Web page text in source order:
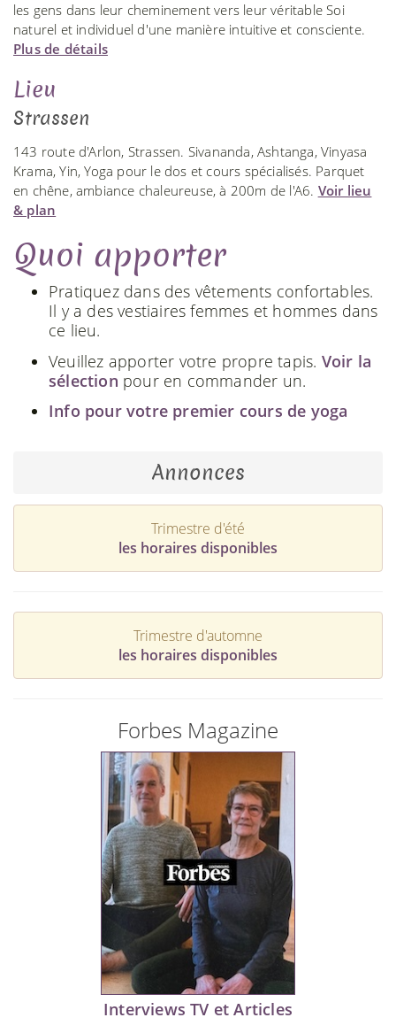
les gens dans leur cheminement vers leur véritable Soi
naturel et individuel d'une manière intuitive et consciente.
Plus de détails
Lieu
Strassen
143 route d'Arlon, Strassen. Sivananda, Ashtanga, Vinyasa
Krama, Yin, Yoga pour le dos et cours spécialisés. Parquet
en chêne, ambiance chaleureuse, à 200m de l'A6. Voir lieu
& plan
Quoi apporter
Pratiquez dans des vêtements confortables.
Il y a des vestiaires femmes et hommes dans
ce lieu.
Veuillez apporter votre propre tapis. Voir la
sélection pour en commander un.
Info pour votre premier cours de yoga
Annonces
Trimestre d'été
les horaires disponibles
Trimestre d'automne
les horaires disponibles
Forbes Magazine
Interviews TV et Articles